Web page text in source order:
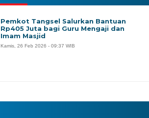
Pemkot Tangsel Salurkan Bantuan
Rp405 Juta bagi Guru Mengaji dan
Imam Masjid
Kamis, 26 Feb 2026 - 09:37 WIB